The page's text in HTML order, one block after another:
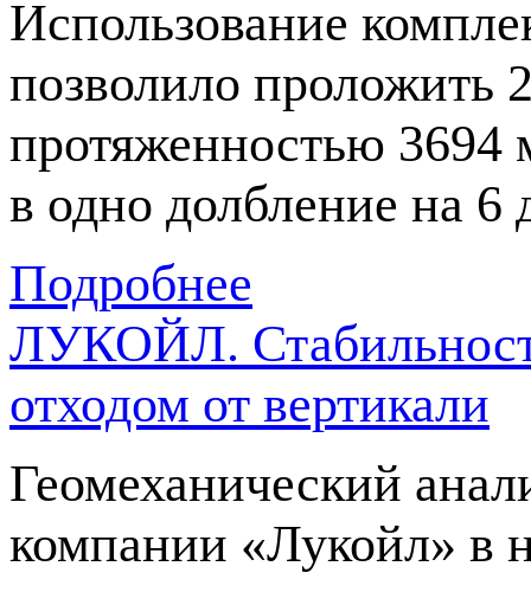
Использование
позволило проложить
протяженностью 3694
в одно долбление на 6
Подробнее
ЛУКОЙЛ.
отходом от вертикали
Геомеханический
компании «Лукойл» в